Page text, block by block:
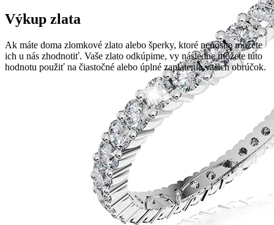
Výkup zlata
Ak máte doma zlomkové zlato alebo šperky, ktoré nenosíte môžete
ich u nás zhodnotiť. Vaše zlato odkúpime, vy následne môžete túto
hodnotu použiť na čiastočné alebo úplné zaplatenie vašich obrúčok.